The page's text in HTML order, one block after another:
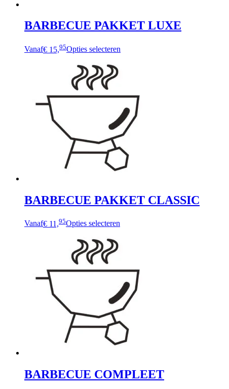
BARBECUE PAKKET LUXE
Vanaf€ 15,95Opties selecteren
BARBECUE PAKKET CLASSIC
Vanaf€ 11,95Opties selecteren
BARBECUE COMPLEET